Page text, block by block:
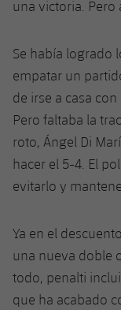
una victoria. Pero
Se había logrado
empatar un
de irse a casa
Pero faltaba la
roto, Ángel Di
hacer el 5-4. El
evitarlo y
Ya en el
una nueva doble
todo, penalti
que ha acabado